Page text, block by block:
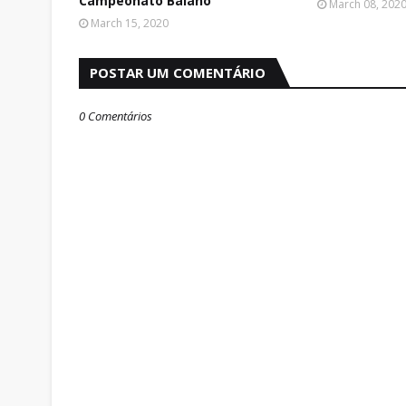
March 15, 2020
March 08,
POSTAR UM COMENTÁRIO
0 Comentários